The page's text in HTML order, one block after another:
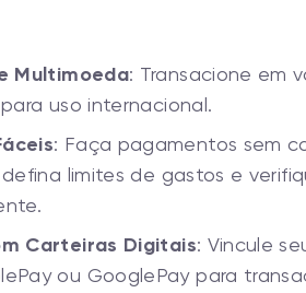
Multimoeda: Transacione em
uso internacional.
: Faça pagamentos sem
limites de gastos e
Carteiras Digitais: Vincule
ou GooglePay para